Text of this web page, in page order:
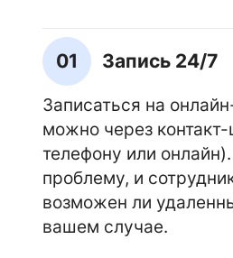
01 Запись 24/7
Записаться на
можно через
телефону или
проблему, и
возможен ли
вашем случае.